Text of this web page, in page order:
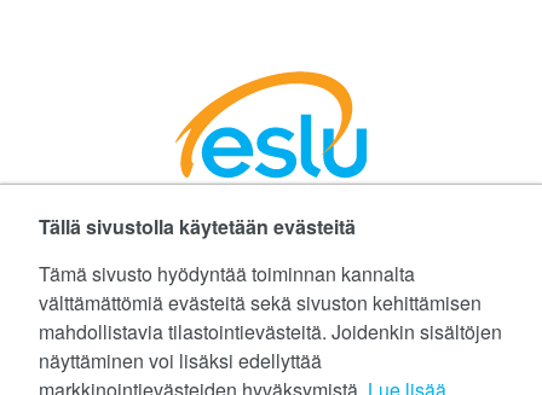
Tällä sivustolla käytetään evästeitä
Tämä sivusto hyödyntää toiminnan kannalta
välttämättömiä evästeitä sekä sivuston kehittämisen
mahdollistavia tilastointievästeitä. Joidenkin sisältöjen
näyttäminen voi lisäksi edellyttää
Facebookissa Instagramissa
©Etelä-Suomen Liikunta ja Urheilu ry
Tietoa evästeistä (cookies)
Yhteystiedot